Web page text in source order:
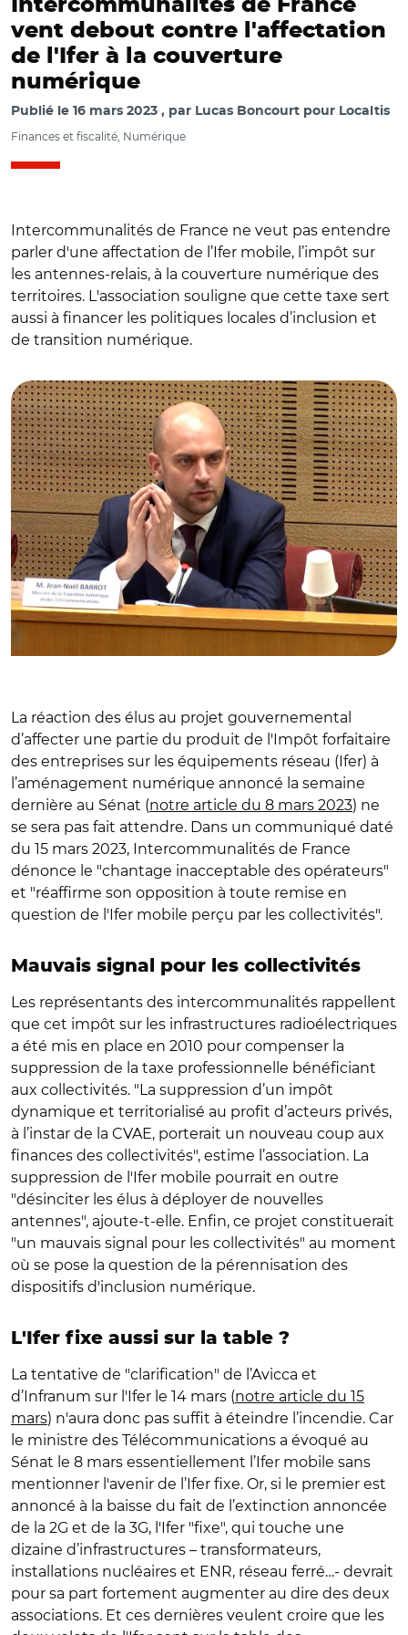
Intercommunalités de France
vent debout contre l'affectation
de l'Ifer à la couverture
numérique
Publié le 16 mars 2023 par Lucas Boncourt pour Localtis
Finances et fiscalité, Numérique
Intercommunalités de France ne veut pas entendre
parler d'une affectation de l’Ifer mobile, l’impôt sur
les antennes-relais, à la couverture numérique des
territoires. L'association souligne que cette taxe sert
aussi à financer les politiques locales d’inclusion et
de transition numérique.
© Capture vidéo Sénat/ Audition de Jean-Noël Barrot le 8
La réaction des élus au projet gouvernemental
d’affecter une partie du produit de l'Impôt forfaitaire
des entreprises sur les équipements réseau (Ifer) à
l’aménagement numérique annoncé la semaine
dernière au Sénat (notre article du 8 mars 2023) ne
se sera pas fait attendre. Dans un communiqué daté
du 15 mars 2023, Intercommunalités de France
dénonce le "chantage inacceptable des opérateurs"
et "réaffirme son opposition à toute remise en
question de l'Ifer mobile perçu par les collectivités".
Mauvais signal pour les collectivités
Les représentants des intercommunalités rappellent
que cet impôt sur les infrastructures radioélectriques
a été mis en place en 2010 pour compenser la
suppression de la taxe professionnelle bénéficiant
aux collectivités. "La suppression d’un impôt
dynamique et territorialisé au profit d’acteurs privés,
à l’instar de la CVAE, porterait un nouveau coup aux
finances des collectivités", estime l’association. La
suppression de l'Ifer mobile pourrait en outre
"désinciter les élus à déployer de nouvelles
antennes", ajoute-t-elle. Enfin, ce projet constituerait
"un mauvais signal pour les collectivités" au moment
où se pose la question de la pérennisation des
dispositifs d'inclusion numérique.
L'Ifer fixe aussi sur la table ?
La tentative de "clarification" de l’Avicca et
d’Infranum sur l'Ifer le 14 mars (notre article du 15
mars) n'aura donc pas suffit à éteindre l’incendie. Car
le ministre des Télécommunications a évoqué au
Sénat le 8 mars essentiellement l’Ifer mobile sans
mentionner l'avenir de l’Ifer fixe. Or, si le premier est
annoncé à la baisse du fait de l’extinction annoncée
de la 2G et de la 3G, l'Ifer "fixe", qui touche une
dizaine d’infrastructures – transformateurs,
installations nucléaires et ENR, réseau ferré…- devrait
pour sa part fortement augmenter au dire des deux
associations. Et ces dernières veulent croire que les